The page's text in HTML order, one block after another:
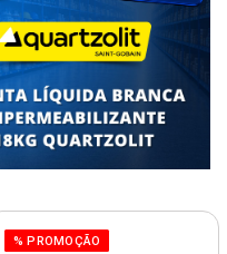
% PROMOÇÃO